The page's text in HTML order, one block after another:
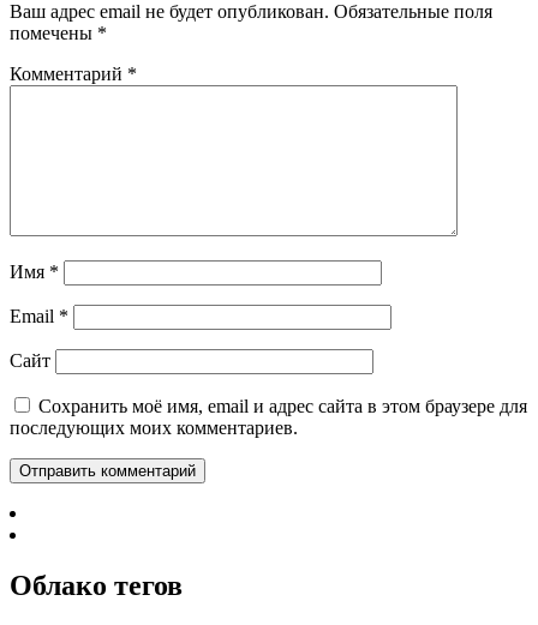
Ваш адрес email не будет опубликован. Обязательные поля
помечены *
Комментарий *
Имя *
Email *
Сайт
Сохранить моё имя, email и адрес сайта в этом браузере для
последующих моих комментариев.
Облако тегов